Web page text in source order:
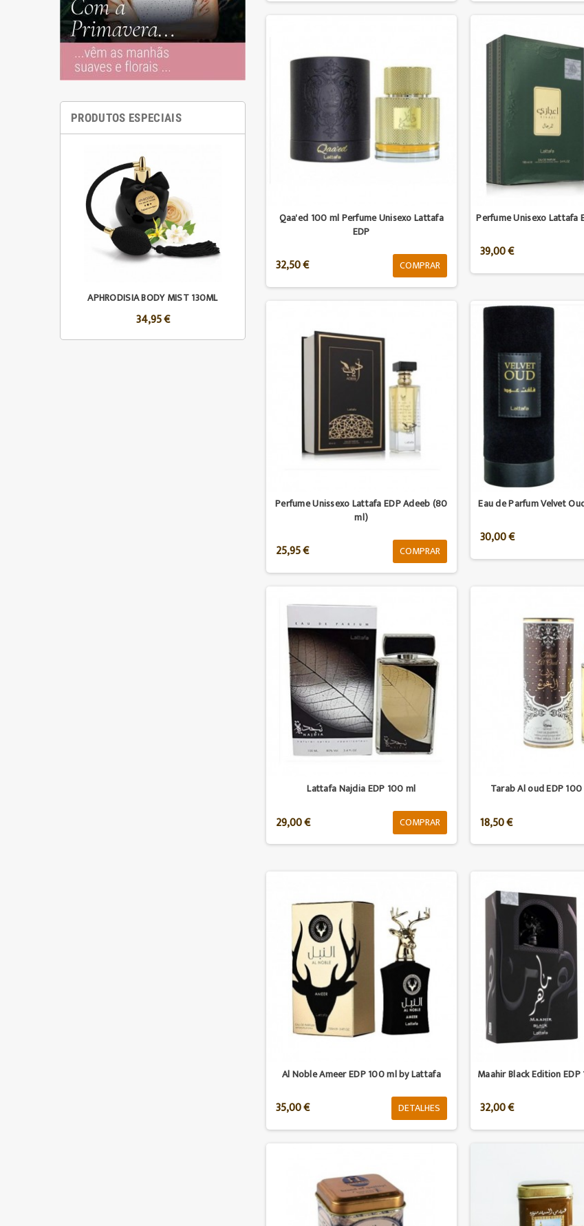
PRODUTOS ESPECIAIS
APHRODISIA BODY MIST 130ML
34,95 €
Qaa'ed 100 ml Perfume Unisexo Lattafa
EDP
32,50 € COMPRAR
Perfume Unisexo Lattafa
39,00 €
Perfume Unissexo Lattafa EDP Adeeb (80
ml)
25,95 € COMPRAR
Eau de Parfum Velvet
30,00 €
Lattafa Najdia EDP 100 ml
29,00 € COMPRAR
Tarab Al oud EDP
18,50 €
Al Noble Ameer EDP 100 ml by Lattafa
35,00 € DETALHES
Maahir Black Edition
32,00 €